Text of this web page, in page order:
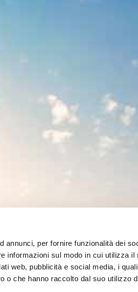
annunci, per fornire funzionalità dei
informazioni sul modo in cui utilizza il
web, pubblicità e social media, i
o che hanno raccolto dal suo utilizzo